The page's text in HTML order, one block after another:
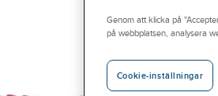
Genom att klicka på
på webbplatsen, analysera
Cookie-inställningar